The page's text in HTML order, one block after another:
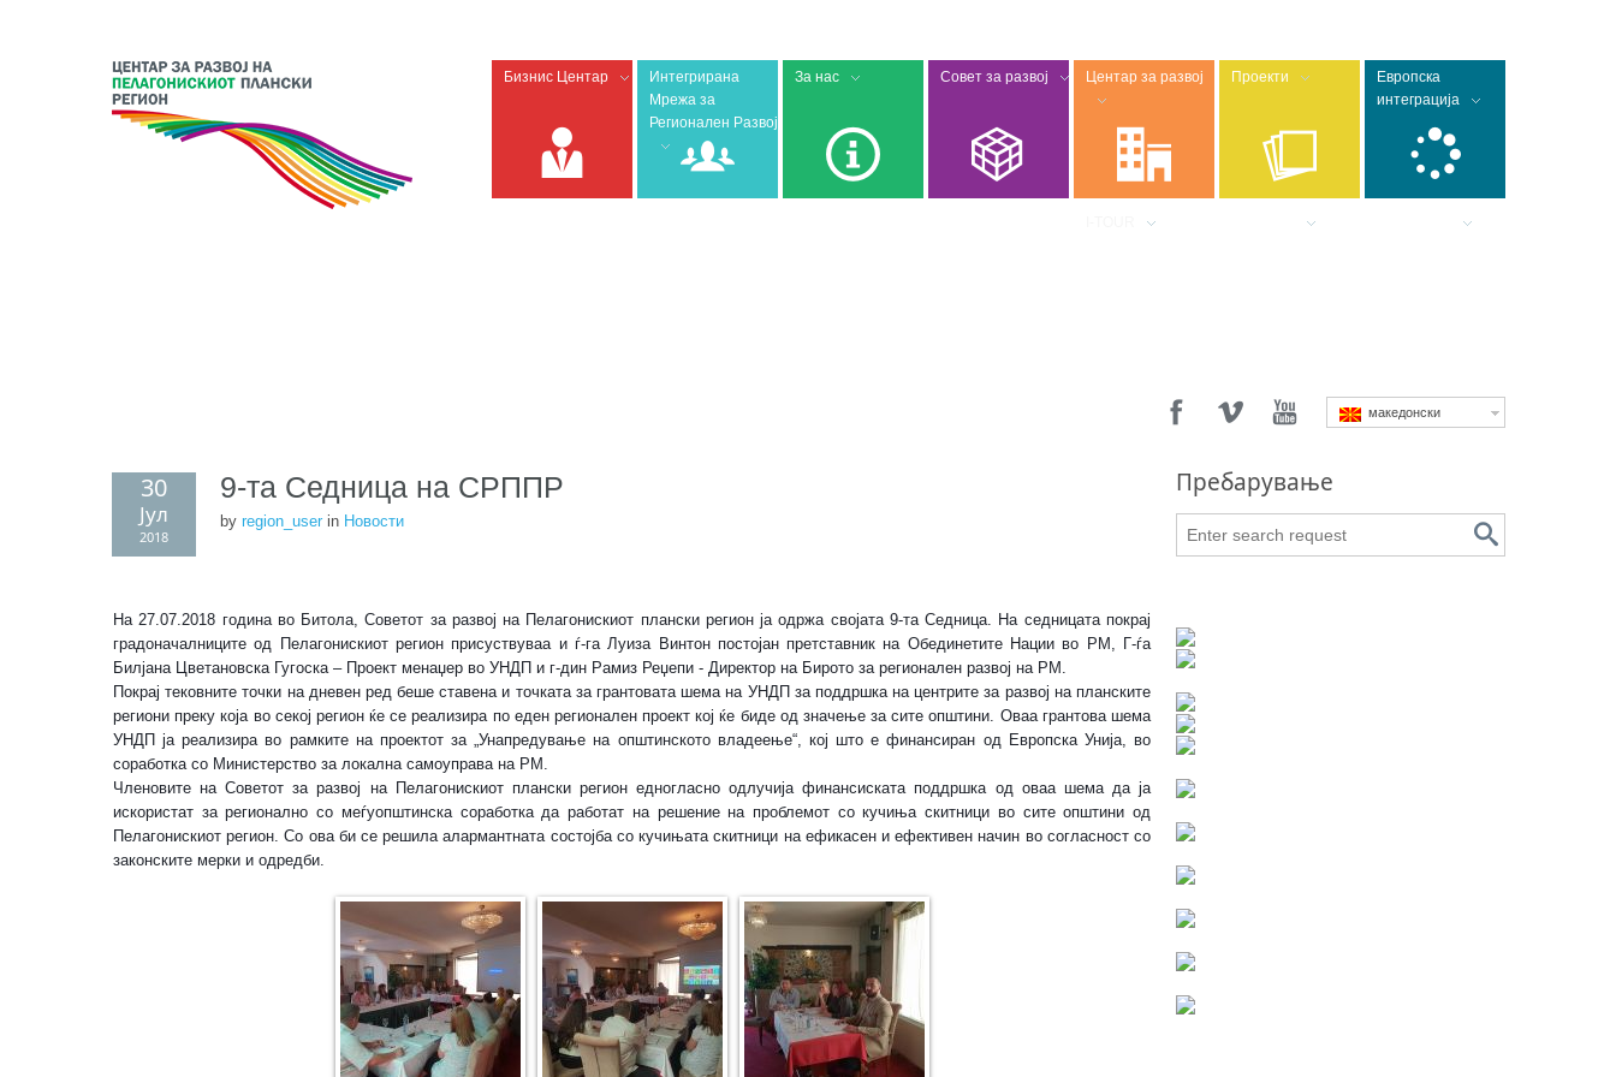
Бизнис Центар
Интегрирана
Мрежа за
Регионален Развој
За нас Совет за развој Центар за развој Проекти
Европска
интеграција
македонски
30
Јул
2018
9-та Седница на СРППР
by region_user in Новости
На 27.07.2018 година во Битола, Советот за развој на Пелагонискиот плански регион ја одржа својата 9-та Седница. На седницата покрај
градоначалниците од Пелагонискиот регион присуствуваа и ѓ-га Луиза Винтон постојан претставник на Обединетите Нации во РМ, Г-ѓа
Билјана Цветановска Гугоска – Проект менаџер во УНДП и г-дин Рамиз Реџепи - Директор на Бирото за регионален развој на РМ.
Покрај тековните точки на дневен ред беше ставена и точката за грантовата шема на УНДП за поддршка на центрите за развој на планските
региони преку која во секој регион ќе се реализира по еден регионален проект кој ќе биде од значење за сите општини. Оваа грантова шема
УНДП ја реализира во рамките на проектот за „Унапредување на општинското владеење“, кој што е финансиран од Европска Унија, во
соработка со Министерство за локална самоуправа на РМ.
Членовите на Советот за развој на Пелагонискиот плански регион едногласно одлучија финансиската поддршка од оваа шема да ја
искористат за регионално со меѓуопштинска соработка да работат на решение на проблемот со кучиња скитници во сите општини од
Пелагонискиот регион. Со ова би се решила алармантната состојба со кучињата скитници на ефикасен и ефективен начин во согласност со
законските мерки и одредби.
Пребарување
Работен состанок J-CROSS
Зголемување на можностите за развој на
туризмот преку искористување на
постоечките ресурси - I-TOUR
РЕГИОНАЛНИ ФОРУМИ ВО ПЕЛАГОНИЈА
Втор оглас за ангажирање на проектен
координатор за J-CROSS
Оглас за ангажирање на проектен
координатор за проектот J-CROSS
Заменик Амбасадорот на Јапонија во
Република Македонија г-дин Хидеаки
Мачида во посета на Центарот за развој на
Пелагонискиот плански регион